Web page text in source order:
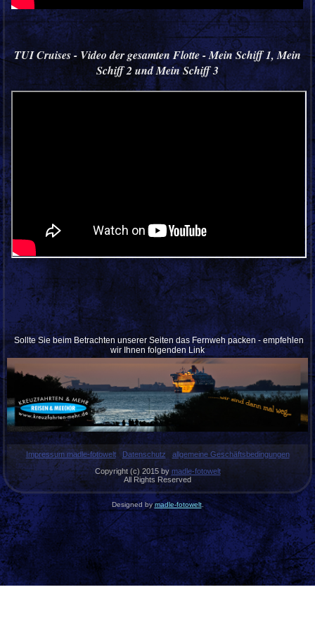
TUI Cruises - Video der gesamten Flotte - Mein Schiff 1, Mein
Schiff 2 und Mein Schiff 3
Sollte Sie beim Betrachten unserer Seiten das Fernweh packen - empfehlen
wir Ihnen folgenden Link
Impressum madle-fotowelt Datenschutz
allgemeine Geschäftsbedingungen
Copyright (c) 2015 by madle-fotowelt
All Rights Reserved
Designed bymadle-fotowelt.